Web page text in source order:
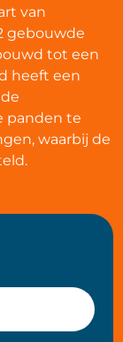
van
gebouwde
tot een
heeft een
panden te
waarbij de